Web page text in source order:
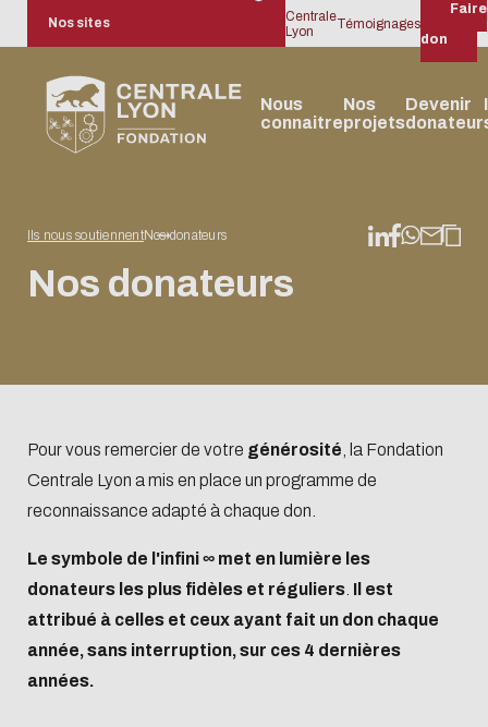
Nos sites
Centrale
Lyon
Témoignages
Faire
don
Nous
connaitre
sommes
Gouvernance
Nos
projets
Solidarité et
diversité
entrepreneuriat
Devenir
donateur
un don
depuis
donateurs
entreprises
Ils nous soutiennentNos donateurs
Nos donateurs
Pour vous remercier de votre générosité , la Fondation
Centrale Lyon a mis en place un programme de
reconnaissance adapté à chaque don.
Le symbole de l'infini ∞ met en lumière les
donateurs les plus fidèles et réguliers Il est
attribué à celles et ceux ayant fait un don chaque
année, sans interruption, sur ces 4 dernières
années.